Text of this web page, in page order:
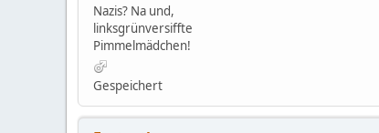
Nazis? Na und,
linksgrünversiffte
Pimmelmädchen!
Gespeichert